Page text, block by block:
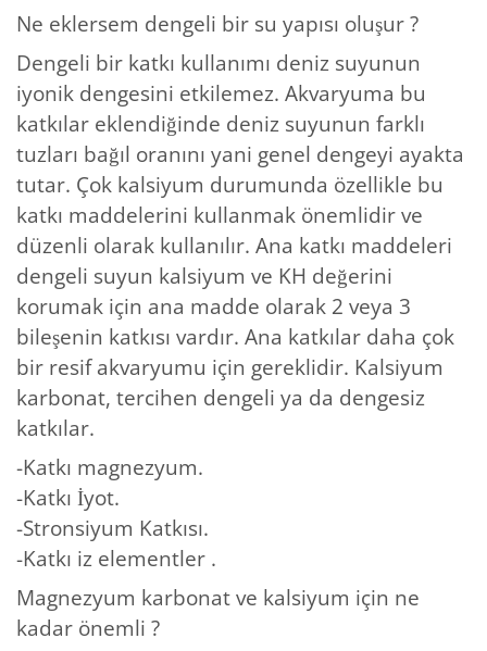
Ne eklersem dengeli bir su yapısı oluşur ?
Dengeli bir katkı kullanımı deniz suyunun
iyonik dengesini etkilemez. Akvaryuma bu
katkılar eklendiğinde deniz suyunun farklı
tuzları bağıl oranını yani genel dengeyi ayakta
tutar. Çok kalsiyum durumunda özellikle bu
katkı maddelerini kullanmak önemlidir ve
düzenli olarak kullanılır. Ana katkı maddeleri
dengeli suyun kalsiyum ve KH değerini
korumak için ana madde olarak 2 veya 3
bileşenin katkısı vardır. Ana katkılar daha çok
bir resif akvaryumu için gereklidir. Kalsiyum
karbonat, tercihen dengeli ya da dengesiz
katkılar.
-Katkı magnezyum.
-Katkı İyot.
-Stronsiyum Katkısı.
-Katkı iz elementler .
Magnezyum karbonat ve kalsiyum için ne
kadar önemli ?